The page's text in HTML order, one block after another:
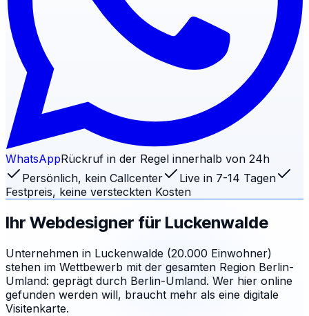
WhatsAppRückruf in der Regel innerhalb von 24h
Persönlich, kein Callcenter
Live in 7-14 Tagen
Festpreis, keine versteckten Kosten
Ihr Webdesigner für Luckenwalde
Unternehmen in Luckenwalde (20.000 Einwohner)
stehen im Wettbewerb mit der gesamten Region Berlin-
Umland: geprägt durch Berlin-Umland. Wer hier online
gefunden werden will, braucht mehr als eine digitale
Visitenkarte.